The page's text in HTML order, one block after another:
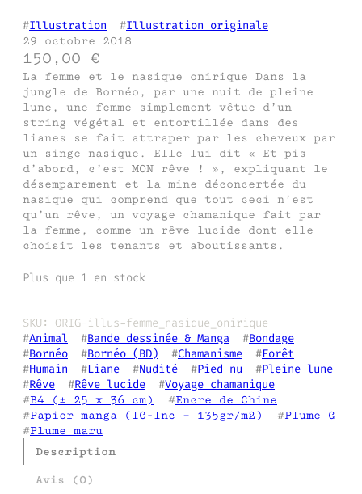
#Illustration
  #
Illustration originale
29 octobre 2018
150,00 €
La femme et le nasique onirique Dans la
jungle de Bornéo, par une nuit de pleine
lune, une femme simplement vêtue d’un
string végétal et entortillée dans des
lianes se fait attraper par les cheveux par
un singe nasique. Elle lui dit « Et pis
d’abord, c’est MON rêve ! », expliquant le
désemparement et la mine déconcertée du
nasique qui comprend que tout ceci n’est
qu’un rêve, un voyage chamanique fait par
la femme, comme un rêve lucide dont elle
choisit les tenants et aboutissants.
Plus que 1 en stock
SKU:
ORIG-illus-femme_nasique_onirique
#Animal
  #
Bande dessinée & Manga
  #
Bondage
#Bornéo
  #
Bornéo (BD)
  #
Chamanisme
  #
Forêt
#Humain
  #
Liane
  #
Nudité
  #
Pied nu
  #
Pleine lune
#Rêve
  #
Rêve lucide
  #
Voyage chamanique
#B4 (± 25 x 36 cm)
  #
Encre de Chine
#Papier manga (IC-Inc – 135gr/m2)
  #
Plume G
#Plume maru
Description
Avis (0)